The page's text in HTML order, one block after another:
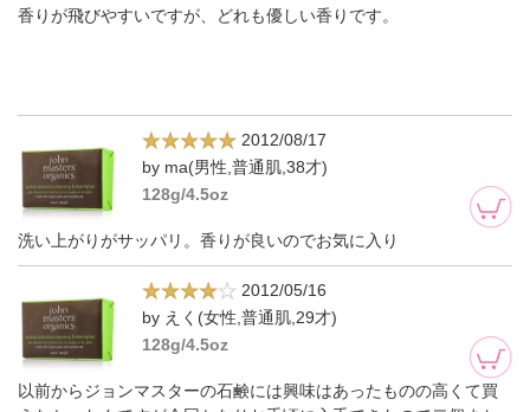
香りが飛びやすいですが、どれも優しい香りです。
2012/08/17
by ma(男性,普通肌,38才)
128g/4.5oz
洗い上がりがサッパリ。香りが良いのでお気に入り
2012/05/16
by えく(女性,普通肌,29才)
128g/4.5oz
以前からジョンマスターの石鹸には興味はあったものの高くて買